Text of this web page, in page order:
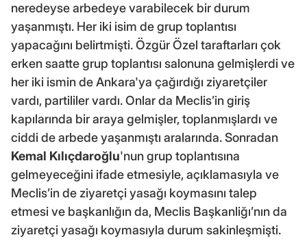
neredeyse arbedeye varabilecek bir durum
yaşanmıştı. Her iki isim de grup toplantısı
yapacağını belirtmişti. Özgür Özel taraftarları çok
erken saatte grup toplantısı salonuna gelmişlerdi ve
her iki ismin de Ankara'ya çağırdığı ziyaretçiler
vardı, partililer vardı. Onlar da Meclis’in giriş
kapılarında bir araya gelmişler, toplanmışlardı ve
ciddi de arbede yaşanmıştı aralarında. Sonradan
Kemal Kılıçdaroğlu'nun grup toplantısına
gelmeyeceğini ifade etmesiyle, açıklamasıyla ve
Meclis’in de ziyaretçi yasağı koymasını talep
etmesi ve başkanlığın da, Meclis Başkanliğı’nın da
ziyaretçi yasağı koymasıyla durum sakinleşmişti.